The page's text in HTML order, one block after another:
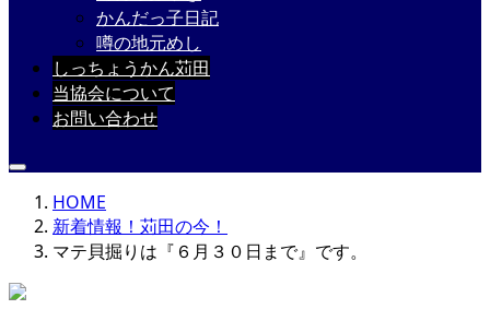
かんだっ子日記
噂の地元めし
しっちょうかん苅田
当協会について
お問い合わせ
HOME
新着情報！苅田の今！
マテ貝掘りは『６月３０日まで』です。